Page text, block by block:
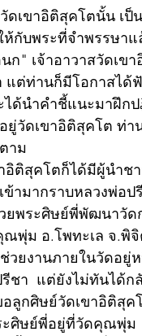
เขาอิติสุคโตนั้น เ
กับพระที่จำพรรษา
ก" เจ้าอาวาสวัดเข
แต่ท่านก็มีโอกาสได้
ได้นำคำชี้แนะมาฝึก
ยู่วัดเขาอิติสุคโต ท่
าม
ติสุคโตก็ได้มีผู้นำช
ข้ามากราบหลวงพ่อ
ยพระศิษย์พี่พัฒนาวั
ณพุ่ม อ.โพทะเล จ.พิ
ยงานภายในวัดอยู่
ชา  แต่ยังไม่ทันได้
ลูกศิษย์วัดเขาอิติสุค
ศิษย์พี่อยู่ที่วัดคุณพุ่ม